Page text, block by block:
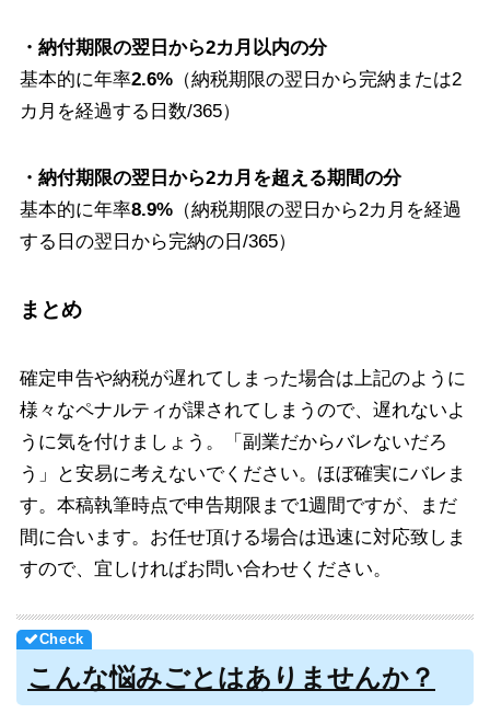
・納付期限の翌日から2カ月以内の分
基本的に年率2.6% （納税期限の翌日から完納または2
カ月を経過する日数/365）
・納付期限の翌日から2カ月を超える期間の分
基本的に年率8.9% （納税期限の翌日から2カ月を経過
する日の翌日から完納の日/365）
まとめ
確定申告や納税が遅れてしまった場合は上記のように
様々なペナルティが課されてしまうので、遅れないよ
うに気を付けましょう。「副業だからバレないだろ
う」と安易に考えないでください。ほぼ確実にバレま
す。本稿執筆時点で申告期限まで1週間ですが、まだ
間に合います。お任せ頂ける場合は迅速に対応致しま
すので、宜しければお問い合わせください。
こんな悩みごとはありませんか？